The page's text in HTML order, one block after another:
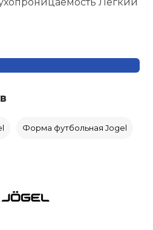
Легкий
Форма футбольная Jogel